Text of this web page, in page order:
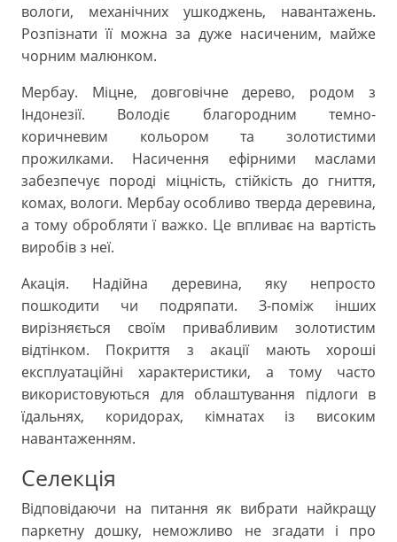
вологи, механічних ушкоджень, навантажень.
Розпізнати її можна за дуже насиченим, майже
чорним малюнком.
Мербау. Міцне, довговічне дерево, родом з
Індонезії. Володіє благородним темно-
коричневим кольором та золотистими
прожилками. Насичення ефірними маслами
забезпечує породі міцність, стійкість до гниття,
комах, вологи. Мербау особливо тверда деревина,
а тому обробляти ї важко. Це впливає на вартість
виробів з неї.
Акація. Надійна деревина, яку непросто
пошкодити чи подряпати. З-поміж інших
вирізняється своїм привабливим золотистим
відтінком. Покриття з акації мають хороші
експлуатаційні характеристики, а тому часто
використовуються для облаштування підлоги в
їдальнях, коридорах, кімнатах із високим
навантаженням.
Селекція
Відповідаючи на питання як вибрати найкращу
паркетну дошку, неможливо не згадати і про